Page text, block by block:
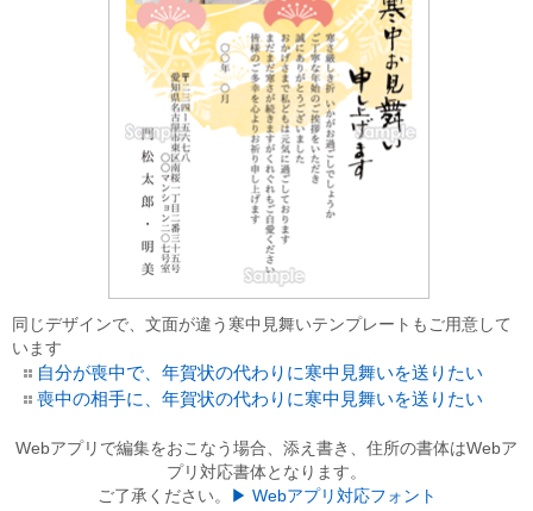
同じデザインで、文面が違う寒中見舞いテンプレートもご用意して
います
自分が喪中で、年賀状の代わりに寒中見舞いを送りたい
喪中の相手に、年賀状の代わりに寒中見舞いを送りたい
Webアプリで編集をおこなう場合、添え書き、住所の書体はWebア
プリ対応書体となります。
ご了承ください。
▶ Webアプリ対応フォント